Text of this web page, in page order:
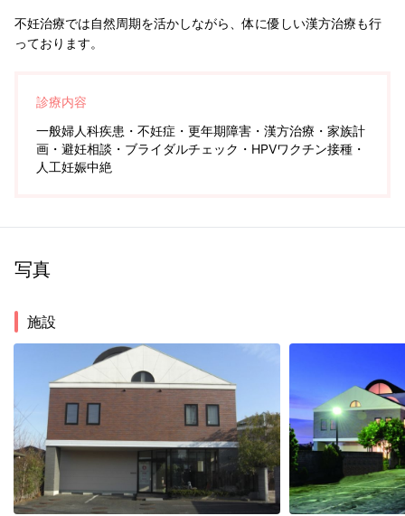
不妊治療では自然周期を活かしながら、体に優しい漢方治療も行
っております。
診療内容
一般婦人科疾患・不妊症・更年期障害・漢方治療・家族計
画・避妊相談・ブライダルチェック・HPVワクチン接種・
人工妊娠中絶
写真
施設